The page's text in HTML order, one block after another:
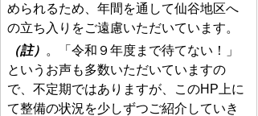
められるため、年間を通して仙谷地区へ
の立ち入りをご遠慮いただいています。
（註） 。「令和９年度まで待てない！」
というお声も多数いただいていますの
で、不定期ではありますが、このHP上に
て整備の状況を少しずつご紹介していき